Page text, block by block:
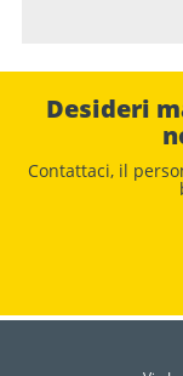
Desideri
Contattaci, il